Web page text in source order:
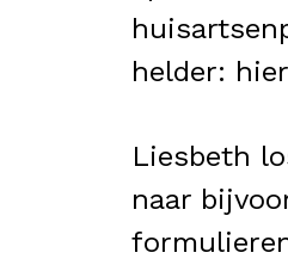
helder:
Liesbeth
naar